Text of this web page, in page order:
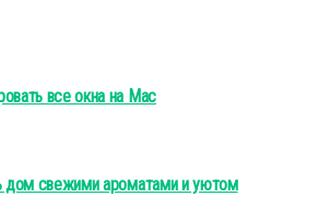
все окна на Mac
дом свежими ароматами и уютом